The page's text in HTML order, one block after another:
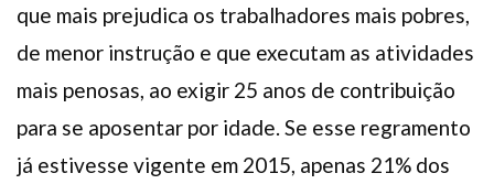
que mais prejudica os trabalhadores mais pobres,
de menor instrução e que executam as atividades
mais penosas, ao exigir 25 anos de contribuição
para se aposentar por idade. Se esse regramento
já estivesse vigente em 2015, apenas 21% dos